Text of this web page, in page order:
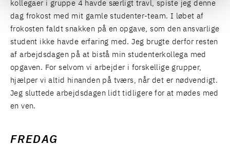
kollegaer i gruppe 4 havde særligt travl, spiste jeg denne
dag frokost med mit gamle studenter-team. I løbet af
frokosten faldt snakken på en opgave, som den ansvarlige
student ikke havde erfaring med. Jeg brugte derfor resten
af arbejdsdagen på at bistå min studenterkollega med
opgaven. For selvom vi arbejder i forskellige grupper,
hjælper vi altid hinanden på tværs, når det er nødvendigt.
Jeg sluttede arbejdsdagen lidt tidligere for at mødes med
en ven.
FREDAG